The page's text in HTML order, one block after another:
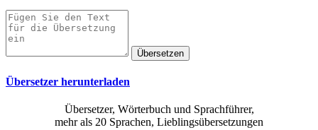
Übersetzer herunterladen
Übersetzer, Wörterbuch und Sprachführer,
mehr als 20 Sprachen, Lieblingsübersetzungen